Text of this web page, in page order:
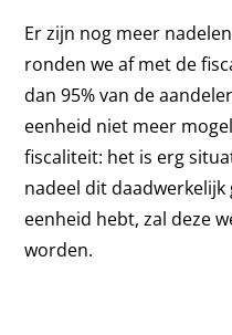
Er zijn nog meer
ronden we af met de
dan 95% van de
eenheid niet meer
fiscaliteit: het is erg
nadeel dit
eenheid hebt, zal deze
worden.